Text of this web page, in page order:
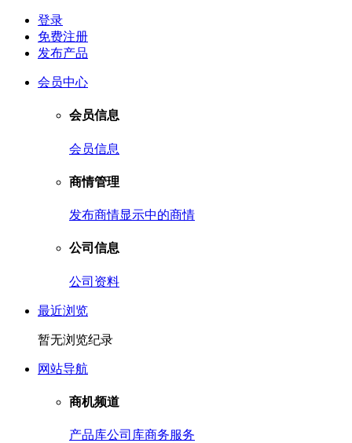
登录
免费注册
发布产品
会员中心
会员信息
会员信息
商情管理
发布商情显示中的商情
公司信息
公司资料
最近浏览
暂无浏览纪录
网站导航
商机频道
产品库公司库商务服务